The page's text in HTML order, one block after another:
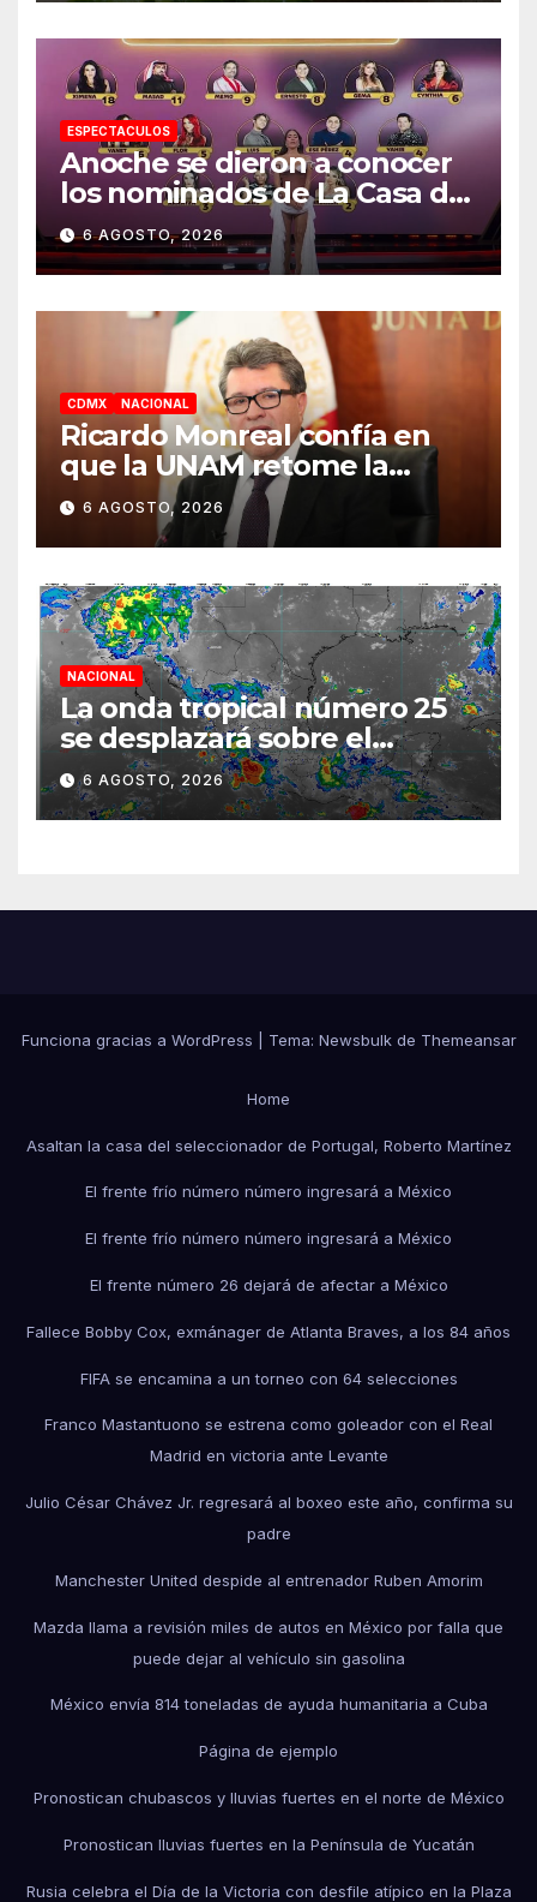
ESPECTACULOS
Anoche se dieron a conocer
los nominados de La Casa de
los Famosos México 2026 en
la segunda semana
6 AGOSTO, 2026
CDMX NACIONAL
Ricardo Monreal confía en
que la UNAM retome la
normalidad e inicie el
semestre mediante el
diálogo
6 AGOSTO, 2026
NACIONAL
La onda tropical número 25
se desplazará sobre el
sureste mexicano
6 AGOSTO, 2026
Funciona gracias a WordPress Tema: Newsbulkde Themeansar
Home
Asaltan la casa del seleccionador de Portugal, Roberto Martínez
El frente frío número número ingresará a México
El frente frío número número ingresará a México
El frente número 26 dejará de afectar a México
Fallece Bobby Cox, exmánager de Atlanta Braves, a los 84 años
FIFA se encamina a un torneo con 64 selecciones
Franco Mastantuono se estrena como goleador con el Real
Madrid en victoria ante Levante
Julio César Chávez Jr. regresará al boxeo este año, confirma su
padre
Manchester United despide al entrenador Ruben Amorim
Mazda llama a revisión miles de autos en México por falla que
puede dejar al vehículo sin gasolina
México envía 814 toneladas de ayuda humanitaria a Cuba
Página de ejemplo
Pronostican chubascos y lluvias fuertes en el norte de México
Pronostican lluvias fuertes en la Península de Yucatán
Rusia celebra el Día de la Victoria con desfile atípico en la Plaza